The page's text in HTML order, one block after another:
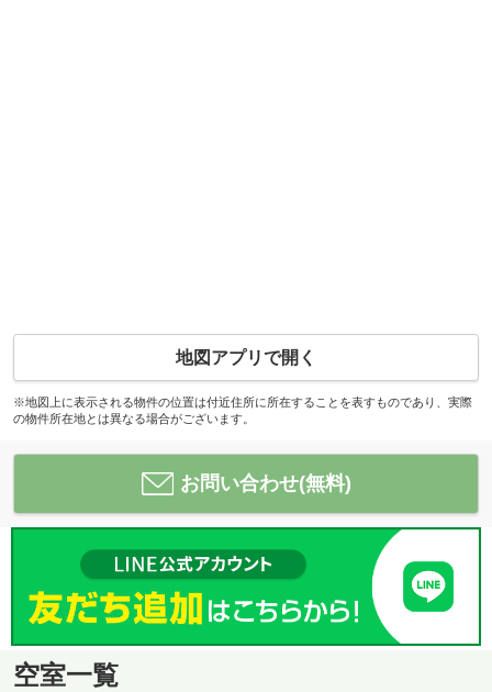
地図アプリで開く
※地図上に表示される物件の位置は付近住所に所在することを表すものであり、実際
の物件所在地とは異なる場合がございます。
お問い合わせ(無料)
空室一覧